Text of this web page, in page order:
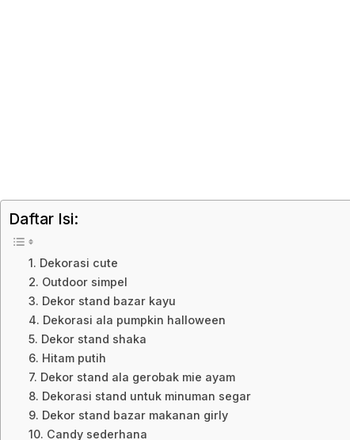
Daftar Isi:
1. Dekorasi cute
2. Outdoor simpel
3. Dekor stand bazar kayu
4. Dekorasi ala pumpkin halloween
5. Dekor stand shaka
6. Hitam putih
7. Dekor stand ala gerobak mie ayam
8. Dekorasi stand untuk minuman segar
9. Dekor stand bazar makanan girly
10. Candy sederhana